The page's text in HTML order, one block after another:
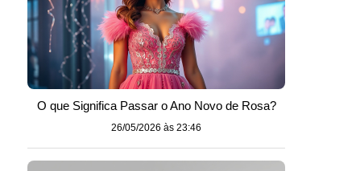
O que Significa Passar o Ano Novo de Rosa?
26/05/2026 às 23:46